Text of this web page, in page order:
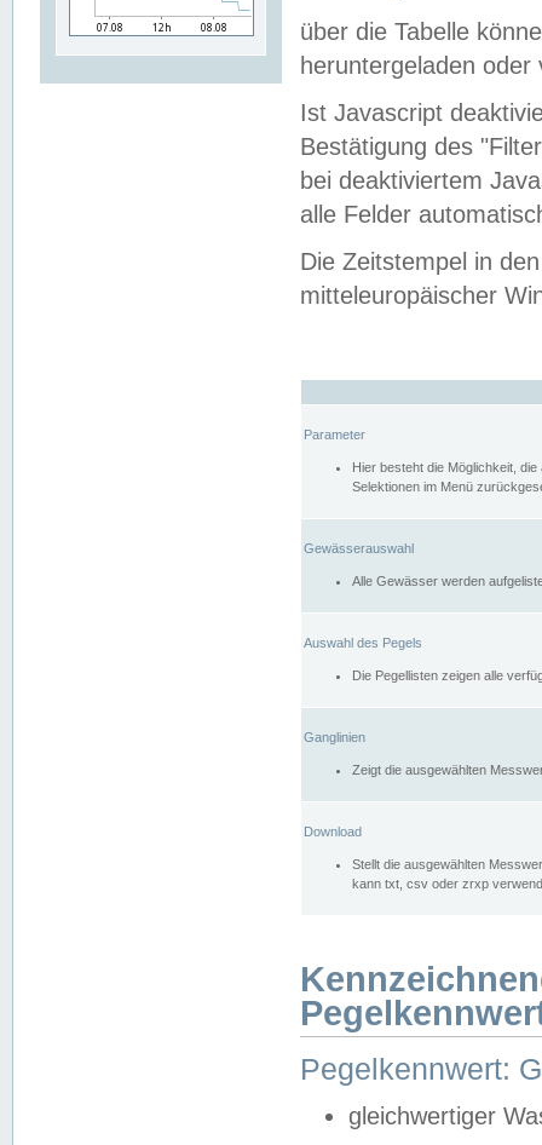
über die Tabelle
heruntergeladen oder
Ist Javascript
Bestätigung des
bei deaktiviertem
alle Felder
Die Zeitstempel in
mitteleuropäischer
Parameter
Hier besteht die Möglichkeit,
Selektionen im Menü
Gewässerauswahl
Alle Gewässer werden
Auswahl des Pegels
Die Pegellisten zeigen alle
Ganglinien
Zeigt die ausgewählten
Download
Stellt die ausgewählten
kann txt, csv oder zrxp
Pegelkennwert:
gleichwertiger